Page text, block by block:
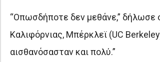
“Οπωσδήποτε δεν μεθάνε,” δήλωσε
Καλιφόρνιας, Μπέρκλεϊ (UC
αισθανόσασταν και πολύ.”